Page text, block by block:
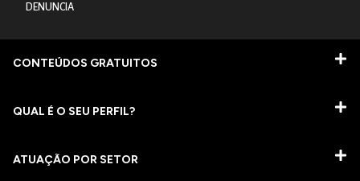
DENUNCIA
CONTEÚDOS GRATUITOS
QUAL É O SEU PERFIL?
ATUAÇÃO POR SETOR